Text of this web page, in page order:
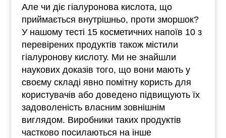
Але чи діє гіалуронова кислота, що
приймається внутрішньо, проти зморшок?
У нашому тесті 15 косметичних напоїв 10 з
перевірених продуктів також містили
гіалуронову кислоту. Ми не знайшли
наукових доказів того, що вони мають у
своєму складі явно помітну користь для
користувачів або доведено підвищують їх
задоволеність власним зовнішнім
виглядом. Виробники таких продуктів
частково посилаються на інше